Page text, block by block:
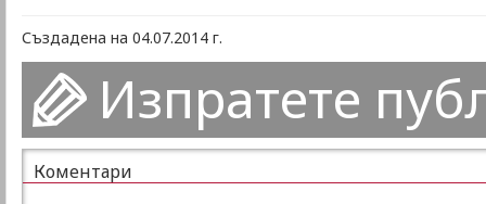
Създадена на 04.07.2014 г.
Изпратете
Коментари